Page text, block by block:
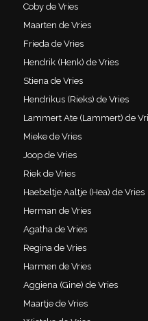
Coby de Vries
Maarten de Vries
Frieda de Vries
Hendrik (Henk) de Vries
Stiena de Vries
Hendrikus (Rieks) de Vries
Lammert Ate (Lammert) de
Mieke de Vries
Joop de Vries
Riek de Vries
Haebeltje Aaltje (Hea) de Vries
Herman de Vries
Agatha de Vries
Regina de Vries
Harmen de Vries
Aggiena (Gine) de Vries
Maartje de Vries